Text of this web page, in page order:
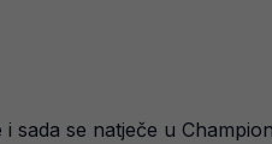
sada se natječe u